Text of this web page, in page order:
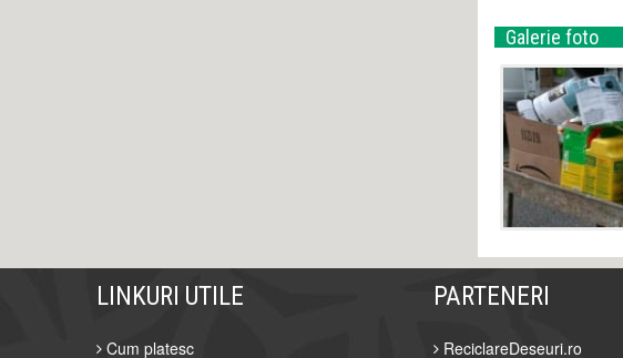
Galerie foto
LINKURI UTILE
Cum platesc
PARTENERI
ReciclareDeseuri.ro